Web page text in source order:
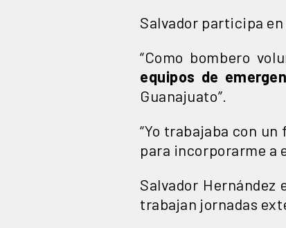
Salvador participa en
“Como bombero
equipos de
Guanajuato”.
“Yo trabajaba con
para incorporarme a
Salvador Hernández
trabajan jornadas